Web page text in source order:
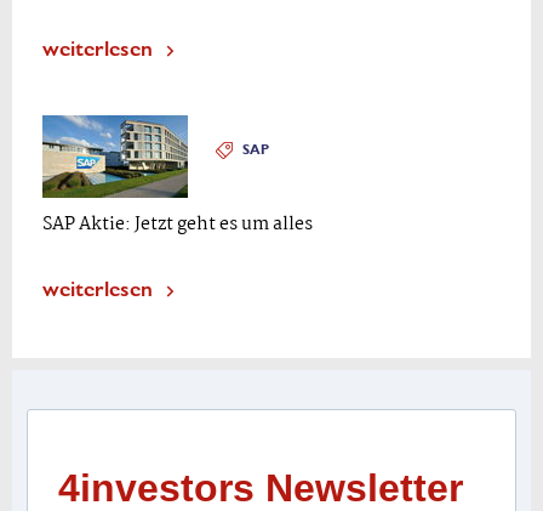
weiterlesen
SAP
SAP Aktie: Jetzt geht es um alles
weiterlesen
4investors Newsletter